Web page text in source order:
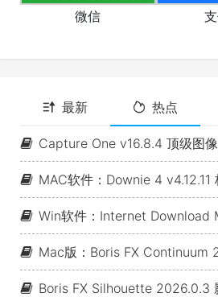
微信
最新 热点
Capture One v16.8.4 顶级图像照片编辑软
MAC软件：Downie 4 v4.12.11 极致好用
Win软件：Internet Download Manager 6.43 Build 7 - 网络资源下载神器
Mac版：Boris FX Continuum 2026.5 v19.5.4_BCC视频特效及转场套装 For AE/PR/FCP/Motion/
Boris FX Silhouette 2026.0.3 影视后期Roto抠像Paint视效合成软件+Adobe/